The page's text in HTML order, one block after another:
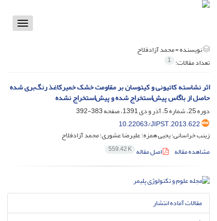
Toggle
نویسنده =محمد آزادفلاح
تعداد مقالات: 1
اثر نشاسته کاتیونی و کیتوسان بر مقاومت خشک خمیرکاغذ رنگ‌بری شده
حاصل از باگاس پیش‌استخراج شده و پیش‌استخراج نشده
دوره 25، شماره 5، آذر و دی 1391، صفحه
383-392
10.22063/JIPST.2013.622
زینب خراسانی؛ یحیی همزه؛ علیرضا عشوری؛ محمد آزادفلاح
مشاهده مقاله
اصل مقاله 559.42 K
مقالات آماده انتشار